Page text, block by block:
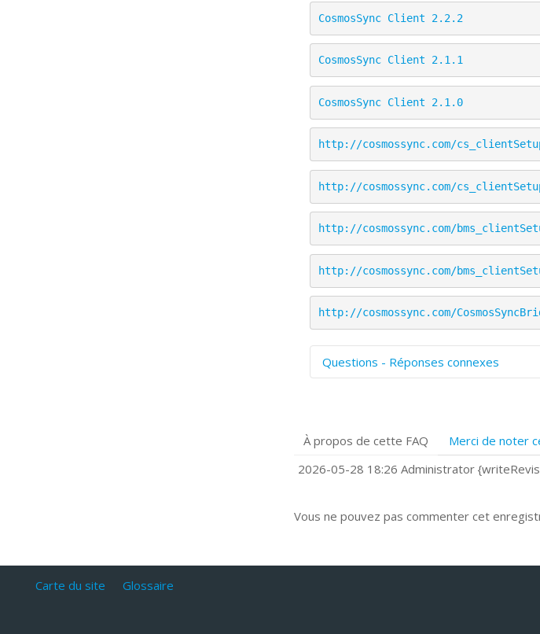
CosmosSync Client 2.2.2
CosmosSync Client 2.1.1
CosmosSync Client 2.1.0
http://cosmossync.com/
http://cosmossync.com/
http://cosmossync.com/
http://cosmossync.com/
http://cosmossync.com/
Questions - Réponses connexes
Quels navigateurs web sont
Comment installer Google Chrome ?
À propos de cette FAQ
Merci de noter
2026-05-28 18:26 Administrator
Vous ne pouvez pas commenter cet
Carte du site Glossaire